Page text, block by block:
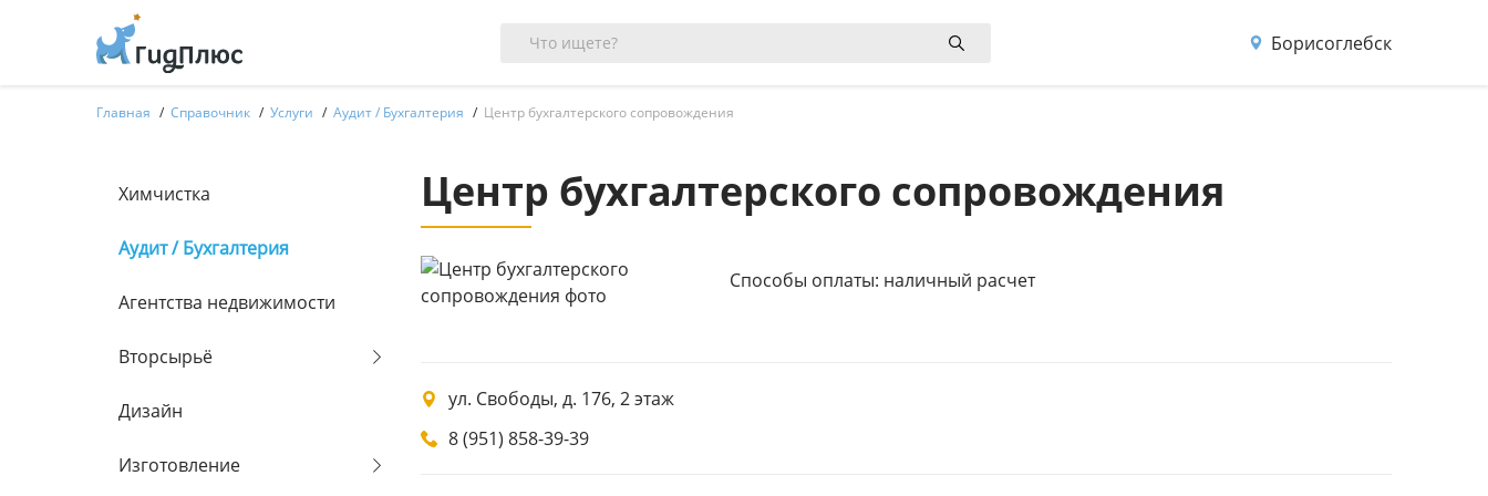
Борисоглебск
Главная Справочник Услуги Аудит / Бухгалтерия Центр бухгалтерского сопровождения
Химчистка
Аудит / Бухгалтерия
Агентства недвижимости
Вторсырьё
Дизайн
Изготовление
Центр бухгалтерского сопровождения
Способы оплаты: наличный расчет
ул. Свободы, д. 176, 2 этаж
8 (951) 858-39-39